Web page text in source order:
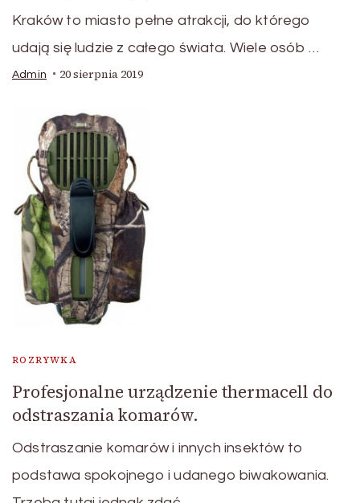
Kraków to miasto pełne atrakcji, do którego
udają się ludzie z całego świata. Wiele osób …
Admin 20 sierpnia 2019
ROZRYWKA
Profesjonalne urządzenie thermacell do
odstraszania komarów.
Odstraszanie komarów i innych insektów to
podstawa spokojnego i udanego biwakowania.